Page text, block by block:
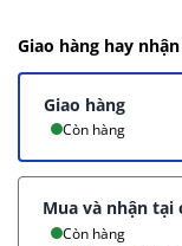
Giao hàng hay
Giao hàng
Còn hàng
Mua và nhận tại
Còn hàng